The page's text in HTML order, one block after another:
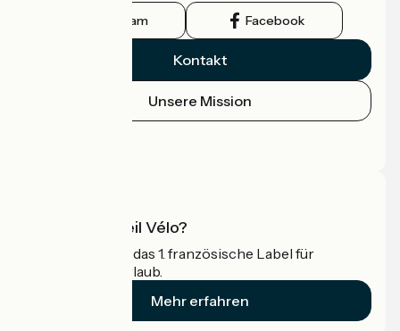
Instagram Facebook
Kontakt
Unsere Mission
Was ist Accueil Vélo?
Accueil Vélo ist das 1. französische Label für
Radfahrer im Urlaub.
Mehr erfahren